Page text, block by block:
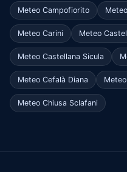
Meteo Campofiorito
Meteo Carini Meteo
Meteo Castellana Sicula
Meteo Cefalà Diana
Meteo Chiusa Sclafani